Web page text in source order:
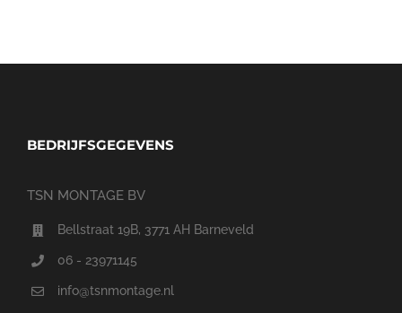
BEDRIJFSGEGEVENS
TSN MONTAGE BV
Bellstraat 19B, 3771 AH Barneveld
06 - 23971145
info@tsnmontage.nl